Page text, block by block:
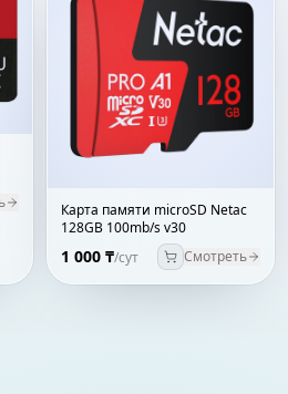
Карта памяти microSD Netac
128GB 100mb/s v30
1 000 ₸/сут Смотреть